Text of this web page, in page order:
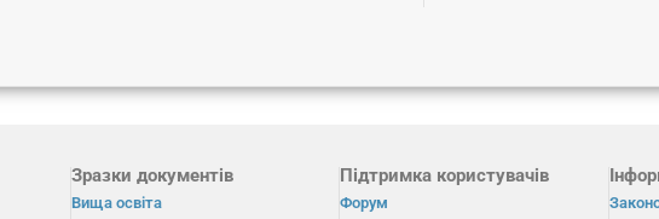
Зразки документів
Вища освіта
Підтримка користувачів
Форум